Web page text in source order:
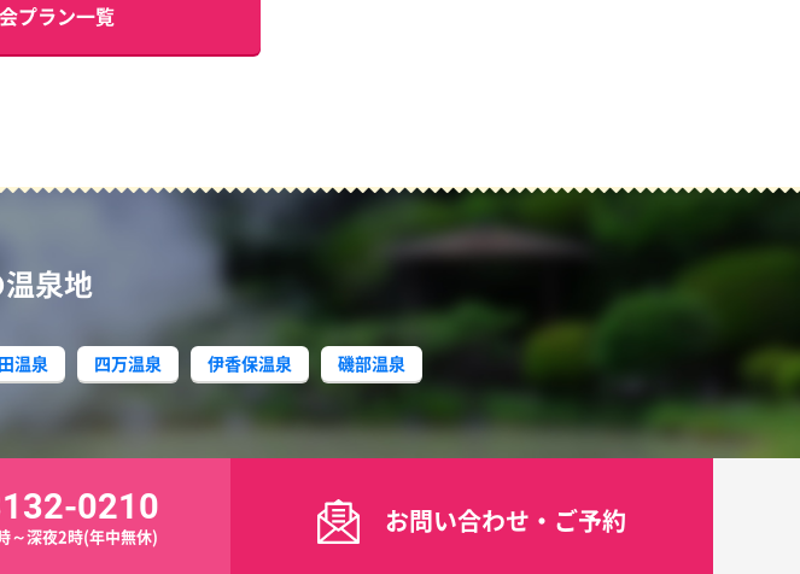
プラン一覧
泉地
温泉 四万温泉 伊香保温泉 磯部温泉
0210
～深夜2時(年中無休) お問い合わせ・ご予約